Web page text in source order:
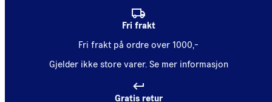
Fri frakt
Fri frakt på ordre over 1000,-
Gjelder ikke store varer. Se mer informasjon
Gratis retur